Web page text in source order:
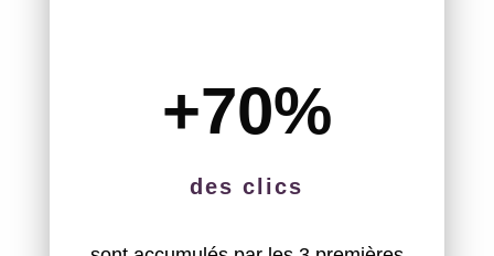
+70%
des clics